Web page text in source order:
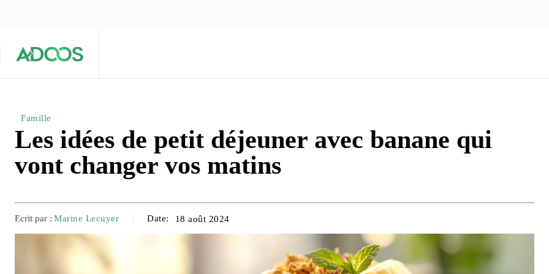
Famille
Les idées de petit déjeuner avec banane qui
vont changer vos matins
Ecrit par : Marine Lecuyer Date: 18 août 2024